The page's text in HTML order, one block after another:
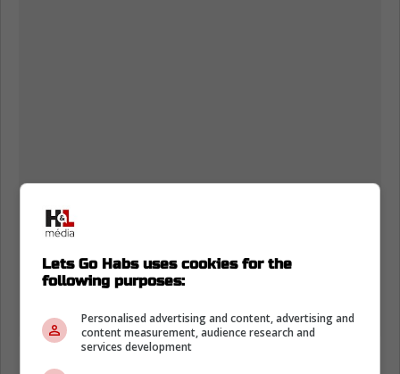
Lets Go Habs uses cookies for the
following purposes:
Personalised advertising and content, advertising and
content measurement, audience research and
services development